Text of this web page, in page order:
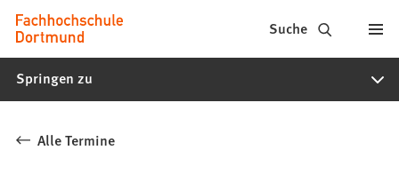
Inhalt anspringen
Fachhochschule
Dortmund
-
Studiengänge,
Suche
Springen zu
Alle Termine